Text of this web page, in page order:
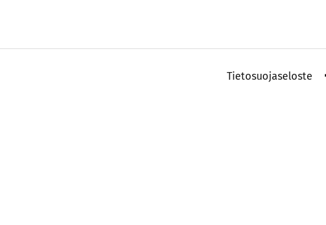
Tietosuojaseloste